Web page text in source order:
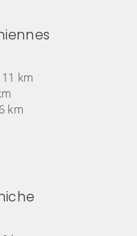
km
km